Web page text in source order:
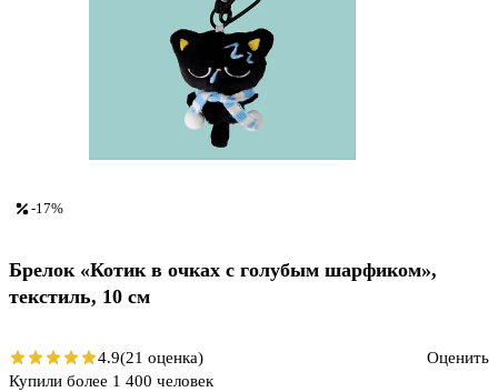
-17%
Брелок «Котик в очках с голубым шарфиком»,
текстиль, 10 см
4.9(21 оценка)
Оценить
Купили более 1 400 человек